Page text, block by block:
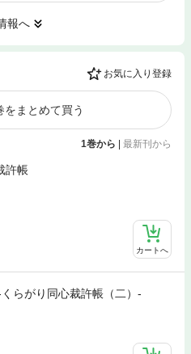
報へ
お気に入り登録
をまとめて買う
1巻から 最新刊から
許帳
カートへ
らがり同心裁許帳（二）‐